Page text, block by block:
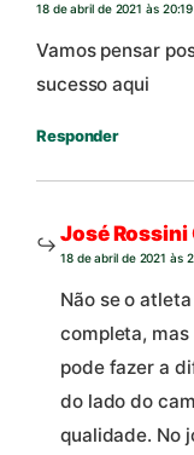
18 de abril de 2021 às 20:19
Vamos pensar
sucesso aqui
Responder
José Rossini
18 de abril de 2021 às
Não se o
completa,
pode fazer a
do lado do
qualidade. No